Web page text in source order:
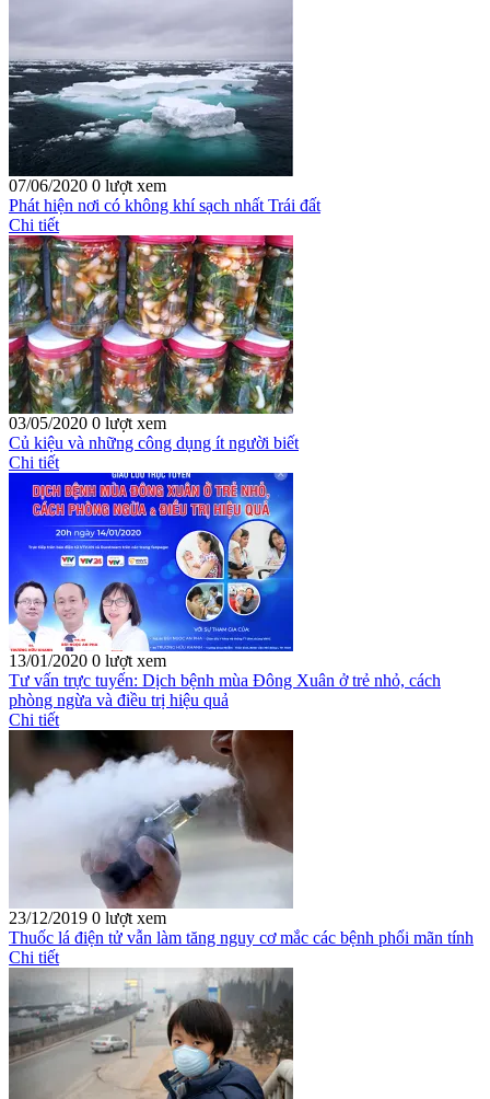
07/06/2020 0 lượt xem
Phát hiện nơi có không khí sạch nhất Trái đất
Chi tiết
03/05/2020 0 lượt xem
Củ kiệu và những công dụng ít người biết
Chi tiết
13/01/2020 0 lượt xem
Tư vấn trực tuyến: Dịch bệnh mùa Đông Xuân ở trẻ nhỏ, cách
phòng ngừa và điều trị hiệu quả
Chi tiết
23/12/2019 0 lượt xem
Thuốc lá điện tử vẫn làm tăng nguy cơ mắc các bệnh phổi mãn tính
Chi tiết